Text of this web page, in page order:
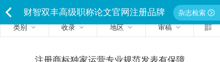
财智双丰高级职称论文官网注册品牌
独家经营严禁侵权违者必究
杂志检索
类别
收录 地区 审稿
注册商标独家运营专业规范发表有保障